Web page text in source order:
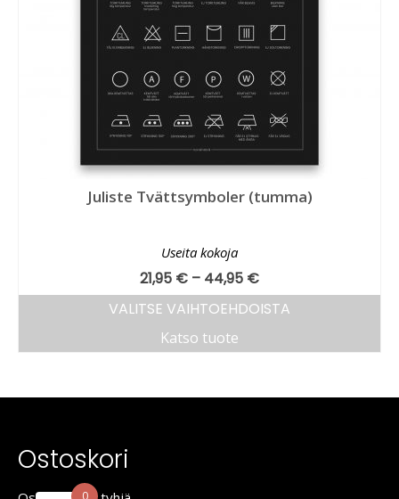
Juliste Tvättsymboler (tumma)
Useita kokoja
21,95 € – 44,95 €
VALITSE VAIHTOEHDOISTA
Katso tuote
Ostoskori
0